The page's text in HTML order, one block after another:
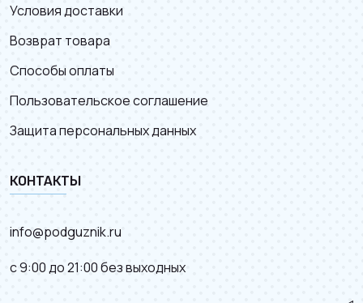
Условия доставки
Возврат товара
Способы оплаты
Пользовательское соглашение
Защита персональных данных
КОНТАКТЫ
info@podguznik.ru
с 9:00 до 21:00 без выходных